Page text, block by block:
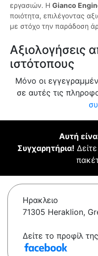
εργασιών. Η Gianco
ποιότητα, επιλέγοντας
με στόχο την παράδοση
Αξιολογήσεις
ιστότοπους
Μόνο οι
σε αυτές τις
Αυτή
Συγχαρητήρια!
Ηρακλειο
71305 Heraklion,
Δείτε το προφίλ